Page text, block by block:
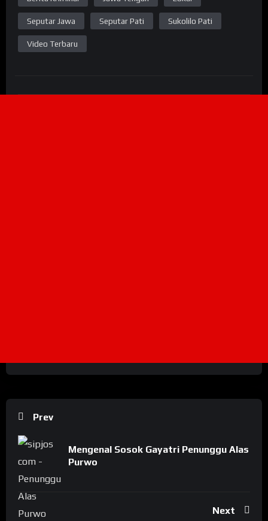
Seputar Jawa Seputar Pati Sukolilo Pati
Video Terbaru
Prev
Mengenal Sosok Gayatri Penunggu Alas
Purwo
Next